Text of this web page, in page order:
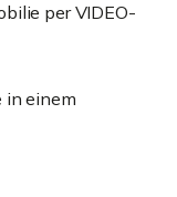
per VIDEO-
in einem